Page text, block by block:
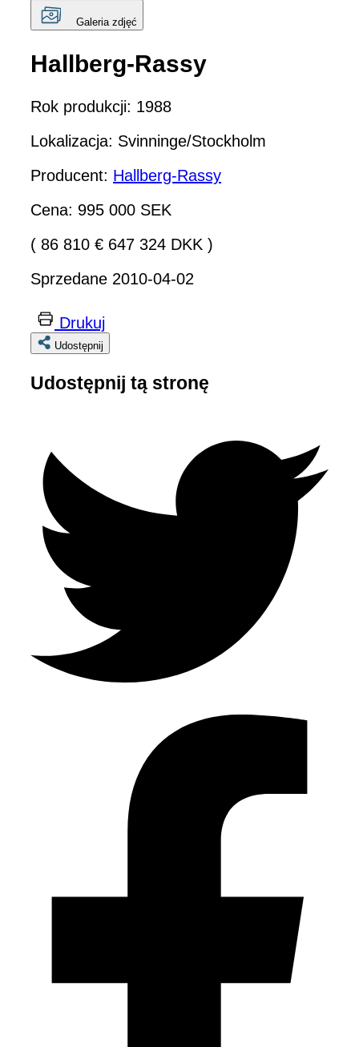
Galeria zdjęć
Hallberg-Rassy
Rok produkcji: 1988
Lokalizacja: Svinninge/Stockholm
Producent: Hallberg-Rassy
Cena: 995 000 SEK
( 86 810 € 647 324 DKK )
Sprzedane 2010-04-02
Drukuj
Udostępnij
Udostępnij tą stronę